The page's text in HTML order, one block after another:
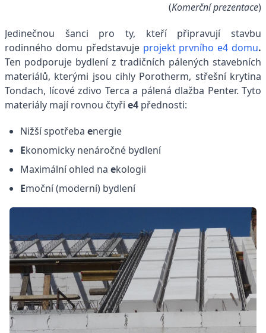
(Komerční prezentace)
Jedinečnou šanci pro ty, kteří připravují stavbu
rodinného domu představuje projekt prvního e4 domu.
Ten podporuje bydlení z tradičních pálených stavebních
materiálů, kterými jsou cihly Porotherm, střešní krytina
Tondach, lícové zdivo Terca a pálená dlažba Penter. Tyto
materiály mají rovnou čtyři e4 přednosti:
Nižší spotřeba energie
Ekonomicky nenáročné bydlení
Maximální ohled na ekologii
Emoční (moderní) bydlení